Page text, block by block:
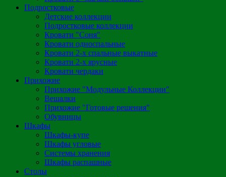
Подростковые
Детские коллекции
Подростковые коллекции
Кровати "Соня"
Кровати односпальные
Кровати 2-х спальные выкатные
Кровати 2-х ярусные
Кровати чердаки
Прихожие
Прихожие "Модульные Коллекции"
Вешалки
Прихожие "Готовые решения"
Обувницы
Шкафы
Шкафы-купе
Шкафы угловые
Системы хранения
Шкафы распашные
Столы